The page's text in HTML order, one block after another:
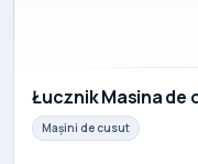
Łucznik Masina de
Mașini de cusut